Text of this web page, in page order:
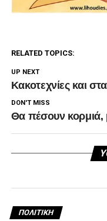
RELATED TOPICS:
UP NEXT
Κακοτεχνίες και
DON'T MISS
Θα πέσουν
ΠΟΛΙΤΙΚΉ